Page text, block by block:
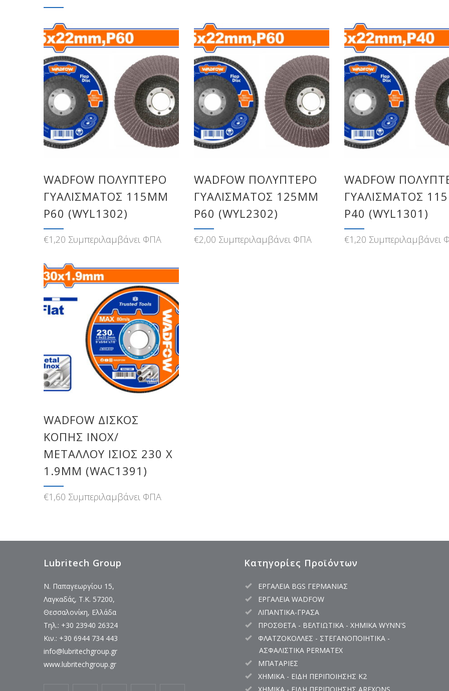
WADFOW ΠΟΛΥΠΤΕΡΟ
ΓΥΑΛΙΣΜΑΤΟΣ 115MM
Ρ60 (WYL1302)
€1,20 Συμπεριλαμβάνει ΦΠΑ
WADFOW ΠΟΛΥΠΤΕΡΟ
ΓΥΑΛΙΣΜΑΤΟΣ 125MM
Ρ60 (WYL2302)
€2,00 Συμπεριλαμβάνει ΦΠΑ
WADFOW
ΓΥΑΛΙΣΜΑΤΟΣ
Ρ40 (WYL1301)
€1,20 Συμπεριλαμβάνει
WADFOW ΔΙΣΚΟΣ
ΚΟΠΗΣ ΙΝΟΧ/
ΜΕΤΑΛΛΟΥ ΙΣΙΟΣ 230 Χ
1.9MM (WAC1391)
€1,60 Συμπεριλαμβάνει ΦΠΑ
Lubritech Group
Ν. Παπαγεωργίου 15,
Λαγκαδάς, Τ.Κ. 57200,
Θεσσαλονίκη, Ελλάδα
Τηλ.: +30 23940 26324
Κιν.: +30 6944 734 443
info@lubritechgroup.gr
www.lubritechgroup.gr
Κατηγορίες Προϊόντων
ΕΡΓΑΛΕΙΑ BGS ΓΕΡΜΑΝΙΑΣ
ΕΡΓΑΛΕΙΑ WADFOW
ΛΙΠΑΝΤΙΚΑ-ΓΡΑΣΑ
ΠΡΟΣΘΕΤΑ - ΒΕΛΤΙΩΤΙΚΑ - ΧΗΜΙΚΑ WYNN'S
ΦΛΑΤΖΟΚΟΛΛΕΣ - ΣΤΕΓΑΝΟΠΟΙΗΤΙΚΑ -
ΑΣΦΑΛΙΣΤΙΚΑ PERMATEX
ΜΠΑΤΑΡΙΕΣ
ΧΗΜΙΚΑ - ΕΙΔΗ ΠΕΡΙΠΟΙΗΣΗΣ K2